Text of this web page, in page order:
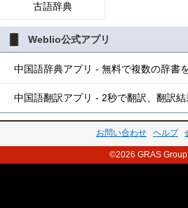
古語辞典
Weblio公式アプリ
中国語辞典アプリ - 無料で複数の辞書
中国語翻訳アプリ - 2秒で翻訳、翻訳
お問い合わせ ヘルプ
©2026 GRAS